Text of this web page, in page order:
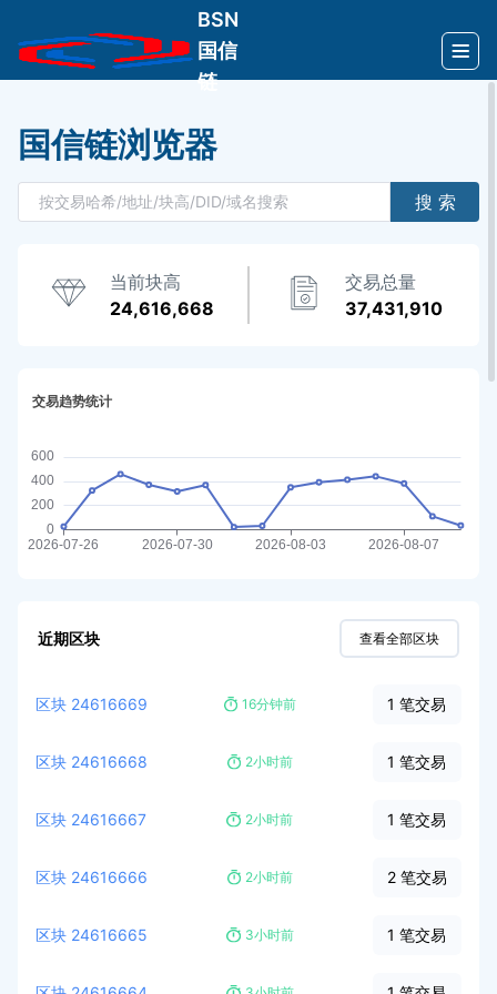
BSN
国信
链
国信链浏览器
搜 索
当前块高
24,616,668
交易总量
37,431,910
近期区块 查看全部区块
区块 24616669 16分钟前 1 笔交易
区块 24616668 2小时前 1 笔交易
区块 24616667 2小时前 1 笔交易
区块 24616666 2小时前 2 笔交易
区块 24616665 3小时前 1 笔交易